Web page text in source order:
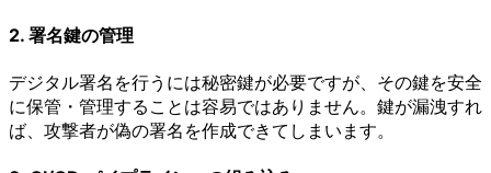
2. 署名鍵の管理
デジタル署名を行うには秘密鍵が必要ですが、その鍵を安全
に保管・管理することは容易ではありません。鍵が漏洩すれ
ば、攻撃者が偽の署名を作成できてしまいます。